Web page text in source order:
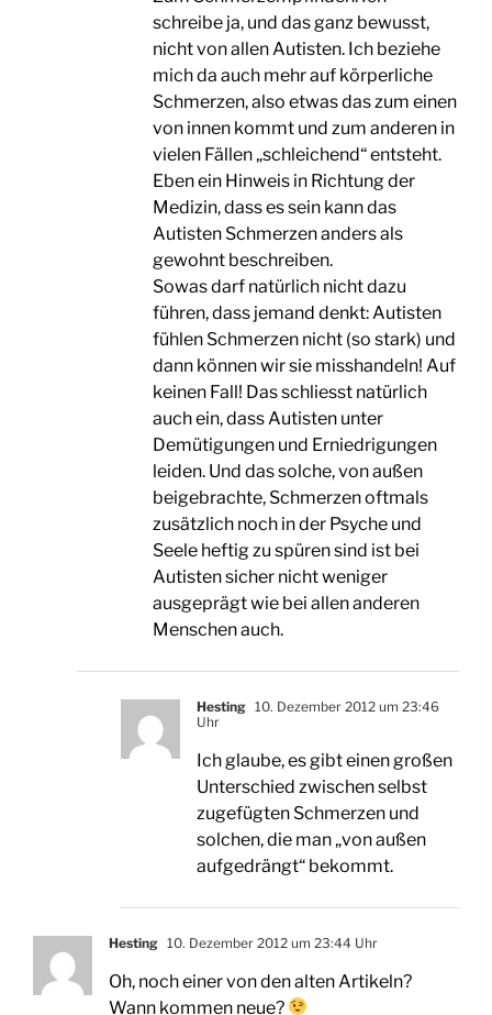
schreibe ja, und das ganz bewusst,
nicht von allen Autisten. Ich beziehe
mich da auch mehr auf körperliche
Schmerzen, also etwas das zum einen
von innen kommt und zum anderen in
vielen Fällen „schleichend“ entsteht.
Eben ein Hinweis in Richtung der
Medizin, dass es sein kann das
Autisten Schmerzen anders als
gewohnt beschreiben.
Sowas darf natürlich nicht dazu
führen, dass jemand denkt: Autisten
fühlen Schmerzen nicht (so stark) und
dann können wir sie misshandeln! Auf
keinen Fall! Das schliesst natürlich
auch ein, dass Autisten unter
Demütigungen und Erniedrigungen
leiden. Und das solche, von außen
beigebrachte, Schmerzen oftmals
zusätzlich noch in der Psyche und
Seele heftig zu spüren sind ist bei
Autisten sicher nicht weniger
ausgeprägt wie bei allen anderen
Menschen auch.
Hesting 10. Dezember 2012 um 23:46
Uhr
Ich glaube, es gibt einen großen
Unterschied zwischen selbst
zugefügten Schmerzen und
solchen, die man „von außen
aufgedrängt“ bekommt.
Hesting 10. Dezember 2012 um 23:44 Uhr
Oh, noch einer von den alten Artikeln?
Wann kommen neue?